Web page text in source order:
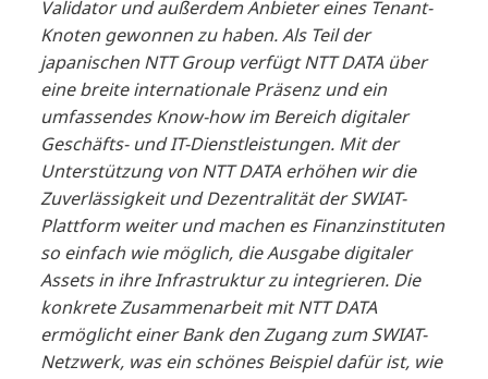
Validator und außerdem Anbieter eines Tenant-
Knoten gewonnen zu haben. Als Teil der
japanischen NTT Group verfügt NTT DATA über
eine breite internationale Präsenz und ein
umfassendes Know-how im Bereich digitaler
Geschäfts- und IT-Dienstleistungen. Mit der
Unterstützung von NTT DATA erhöhen wir die
Zuverlässigkeit und Dezentralität der SWIAT-
Plattform weiter und machen es Finanzinstituten
so einfach wie möglich, die Ausgabe digitaler
Assets in ihre Infrastruktur zu integrieren. Die
konkrete Zusammenarbeit mit NTT DATA
ermöglicht einer Bank den Zugang zum SWIAT-
Netzwerk, was ein schönes Beispiel dafür ist, wie